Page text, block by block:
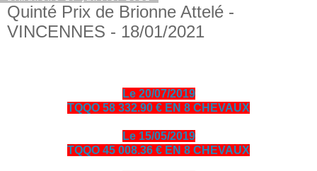
Quinté Prix de Brionne Attelé -
VINCENNES - 18/01/2021
Le 20/07/2019
TQQO 58 332.90 € EN 8 CHEVAUX
Le 15/05/2019
TQQO 45 008.36 € EN 8 CHEVAUX